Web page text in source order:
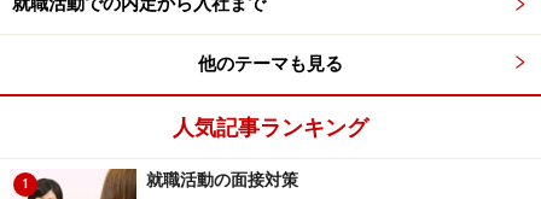
上記のプロセスや判断基準が全ての企業に当てはまるわ
けではないが、最終面接までたどり着く学生は総じて、
・最低限のコミュニケーション力がある学生
につけた学生
他のテーマも見る
人気記事ランキング
1 就職活動の面接対策